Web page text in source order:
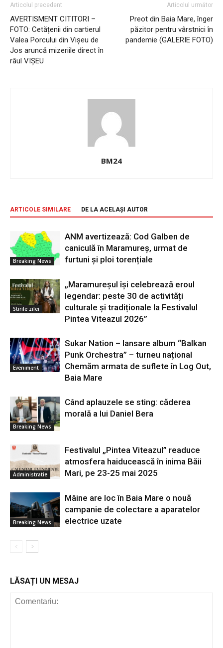
Articolul precedent
AVERTISMENT CITITORI –
FOTO: Cetățenii din cartierul
Valea Porcului din Vișeu de
Jos aruncă mizeriile direct în
râul VIȘEU
Articolul următor
Preot din Baia Mare, înger
păzitor pentru vârstnici în
pandemie (GALERIE FOTO)
BM24
ARTICOLE SIMILARE DE LA ACELAȘI AUTOR
Breaking News
ANM avertizează: Cod Galben de
caniculă în Maramureș, urmat de
furtuni și ploi torențiale
Stirile zilei
„Maramureșul își celebrează eroul
legendar: peste 30 de activități
culturale și tradiționale la Festivalul
Pintea Viteazul 2026”
Eveniment
Sukar Nation – lansare album “Balkan
Punk Orchestra” – turneu național
Chemăm armata de suflete în Log Out,
Baia Mare
Breaking News
Când aplauzele se sting: căderea
morală a lui Daniel Bera
Administratie
Festivalul „Pintea Viteazul” readuce
atmosfera haiducească în inima Băii
Mari, pe 23-25 mai 2025
Breaking News
Mâine are loc în Baia Mare o nouă
campanie de colectare a aparatelor
electrice uzate
LĂSAȚI UN MESAJ